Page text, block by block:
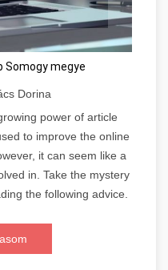
Somogy megye
Dorina
power of article
to improve the online
it can seem like a
in. Take the mystery
the following advice.